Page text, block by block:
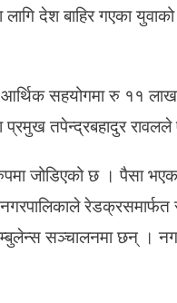
वा
ले
न्स
स
याे
ग
रे
देश बाहिर गएका
आर्थिक सहयोगमा रु ११
तपेन्द्रबहादुर
जोडिएको छ । पैसा
रेडक्रसमार्फत
सञ्चालनमा छन् ।